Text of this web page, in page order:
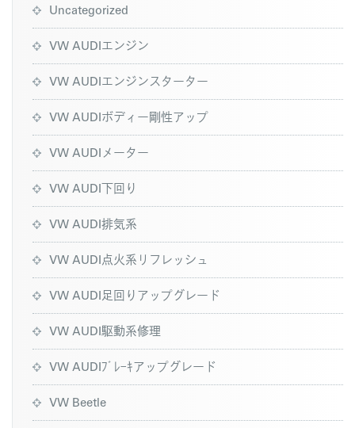
Uncategorized
VW AUDIエンジン
VW AUDIエンジンスターター
VW AUDIボディー剛性アップ
VW AUDIメーター
VW AUDI下回り
VW AUDI排気系
VW AUDI点火系リフレッシュ
VW AUDI足回りアップグレード
VW AUDI駆動系修理
VW AUDIﾌﾞﾚｰｷアップグレード
VW Beetle